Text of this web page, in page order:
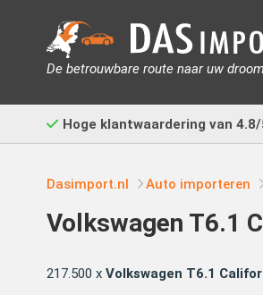
De betrouwbare route naar uw
Hoge klantwaardering van 4.8/
Dasimport.nl Auto importeren
Volkswagen T6.1
217.500 x Volkswagen T6.1